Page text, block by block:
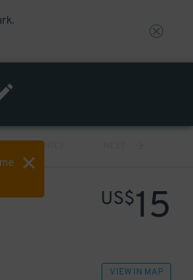
PREV
US$15
VIEW IN MAP